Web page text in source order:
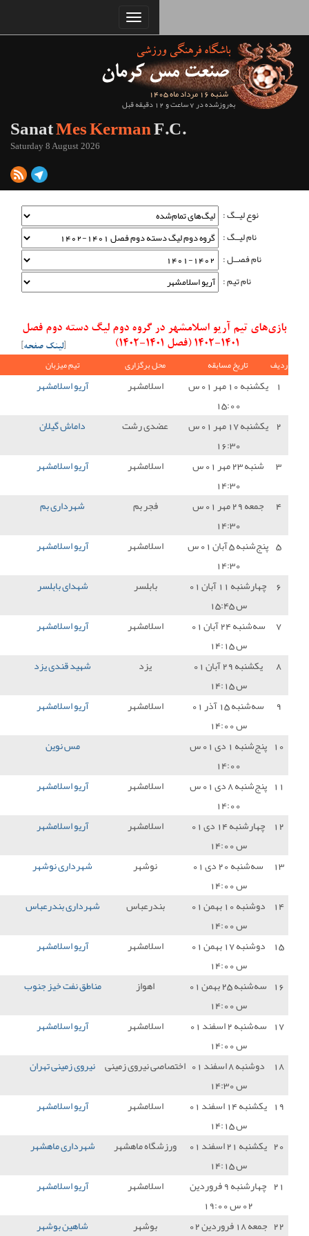
Sanat
گروه دوم لیگ دسته دوم فصل
لینک صفحه]
برگزاری تیم میزبان نتیجه تیم میهمان
آریو اسلامشهر 3 - 0 شهرداری بندرعباس
رشت داماش گیلان 1 - 1 آریو اسلامشهر
آریو اسلامشهر 0 - 2 مناطق نفت خیز جنوب
شهرداری بم 0 - 0 آریو اسلامشهر
آریو اسلامشهر 2 - 0 نیروی زمینی تهران
شهدای بابلسر 0 - 1 آریو اسلامشهر
آریو اسلامشهر 0 - 0 شهرداری ماهشهر
شهید قندی یزد 2 - 0 آریو اسلامشهر
آریو اسلامشهر 3 - 0 شاهین بوشهر
مس نوین آریو اسلامشهر
آریو اسلامشهر 0 - 1 شهرداری رزاکان کرج
آریو اسلامشهر 0 - 0 کیان سام بابل
نوشهر شهرداری نوشهر 2 - 0 آریو اسلامشهر
شهرداری بندرعباس 1 - 1 آریو اسلامشهر
آریو اسلامشهر 0 - 0 داماش گیلان
مناطق نفت خیز جنوب 1 - 0 آریو اسلامشهر
آریو اسلامشهر 0 - 0 شهرداری بم
نیروی زمینی نیروی زمینی تهران 1 - 0 آریو اسلامشهر
آریو اسلامشهر 5 - 0 شهدای بابلسر
ماهشهر شهرداری ماهشهر 2 - 0 آریو اسلامشهر
آریو اسلامشهر 0 - 0 شهید قندی یزد
بوشهر شاهین بوشهر 0 - 0 آریو اسلامشهر